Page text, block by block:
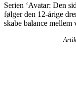
Serien ‘Avatar: Den
følger den 12-årige
skabe balance